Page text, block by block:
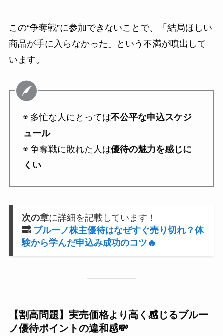
この“争奪戦”に参加できないことで、「結局ほしい
商品が手に入らなかった」という不満が噴出して
います。
◉ 多忙な人にとっては不公平な申込スケジ
ュール
◉ 争奪戦に敗れた人は優待の魅力を感じに
くい
次の章に詳細を記載しています！
🔜 ブルーノ株主優待はなぜすぐ売り切れ？体
験から学んだ申込み成功のコツ🔥
【割高問題】実売価格より高く感じるブルー
ノ優待ポイントの違和感💸